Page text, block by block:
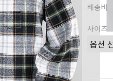
배송비
사이즈